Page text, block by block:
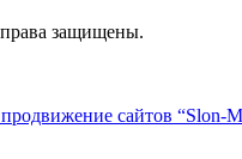
защищены.
сайтов “Slon-